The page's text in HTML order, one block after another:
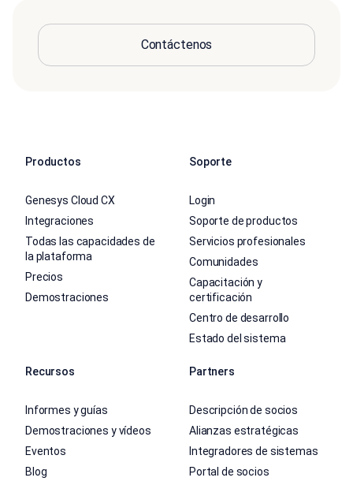
Contáctenos
Productos
Genesys Cloud CX
Integraciones
Todas las capacidades de
la plataforma
Precios
Demostraciones
Soporte
Login
Soporte de productos
Servicios profesionales
Comunidades
Capacitación y
certificación
Centro de desarrollo
Estado del sistema
Recursos
Informes y guías
Demostraciones y vídeos
Eventos
Blog
Partners
Descripción de socios
Alianzas estratégicas
Integradores de sistemas
Portal de socios